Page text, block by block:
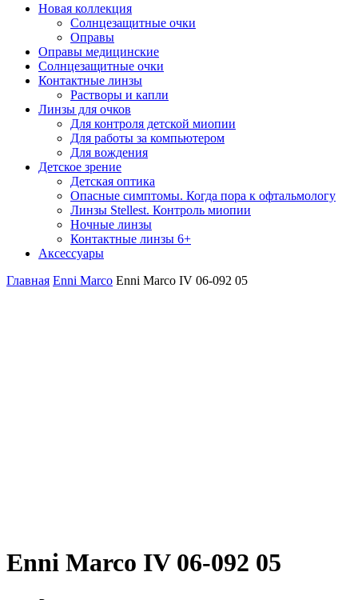
Новая коллекция
Солнцезащитные очки
Оправы
Оправы медицинские
Солнцезащитные очки
Контактные линзы
Растворы и капли
Линзы для очков
Для контроля детской миопии
Для работы за компьютером
Для вождения
Детское зрение
Детская оптика
Опасные симптомы. Когда пора к офтальмологу
Линзы Stellest. Контроль миопии
Ночные линзы
Контактные линзы 6+
Аксессуары
Главная Enni Marco Enni Marco IV 06-092 05
Enni Marco IV 06-092 05